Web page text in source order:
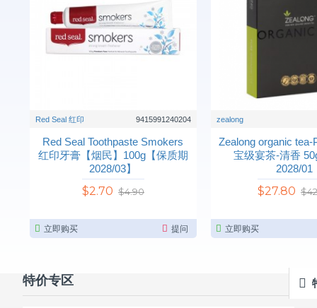
Red Seal 红印 9415991240204
Red Seal Toothpaste Smokers
红印牙膏【烟民】100g【保质期
2028/03】
$2.70 $4.90
立即购买 提问
zealong
Zealong organic tea-
宝级宴茶-清香
2028/01
$27.80
立即购买
特价专区